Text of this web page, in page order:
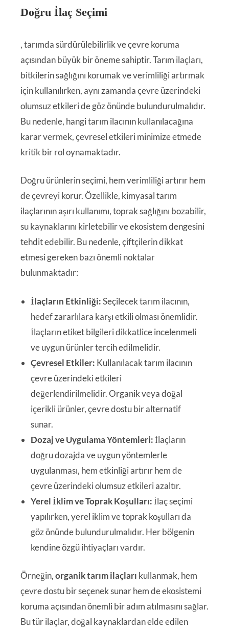
Doğru İlaç Seçimi
, tarımda sürdürülebilirlik ve çevre koruma
açısından büyük bir öneme sahiptir. Tarım ilaçları,
bitkilerin sağlığını korumak ve verimliliği artırmak
için kullanılırken, aynı zamanda çevre üzerindeki
olumsuz etkileri de göz önünde bulundurulmalıdır.
Bu nedenle, hangi tarım ilacının kullanılacağına
karar vermek, çevresel etkileri minimize etmede
kritik bir rol oynamaktadır.
Doğru ürünlerin seçimi, hem verimliliği artırır hem
de çevreyi korur. Özellikle, kimyasal tarım
ilaçlarının aşırı kullanımı, toprak sağlığını bozabilir,
su kaynaklarını kirletebilir ve ekosistem dengesini
tehdit edebilir. Bu nedenle, çiftçilerin dikkat
etmesi gereken bazı önemli noktalar
bulunmaktadır:
İlaçların Etkinliği:Seçilecek tarım ilacının,
hedef zararlılara karşı etkili olması önemlidir.
İlaçların etiket bilgileri dikkatlice incelenmeli
ve uygun ürünler tercih edilmelidir.
Çevresel Etkiler: Kullanılacak tarım ilacının
çevre üzerindeki etkileri
değerlendirilmelidir. Organik veya doğal
içerikli ürünler, çevre dostu bir alternatif
sunar.
Dozaj ve Uygulama Yöntemleri:İlaçların
doğru dozajda ve uygun yöntemlerle
uygulanması, hem etkinliği artırır hem de
çevre üzerindeki olumsuz etkileri azaltır.
Yerel İklim ve Toprak Koşulları:İlaç seçimi
yapılırken, yerel iklim ve toprak koşulları da
göz önünde bulundurulmalıdır. Her bölgenin
kendine özgü ihtiyaçları vardır.
Örneğin,organik tarım ilaçları kullanmak, hem
çevre dostu bir seçenek sunar hem de ekosistemi
koruma açısından önemli bir adım atılmasını sağlar.
Bu tür ilaçlar, doğal kaynaklardan elde edilen